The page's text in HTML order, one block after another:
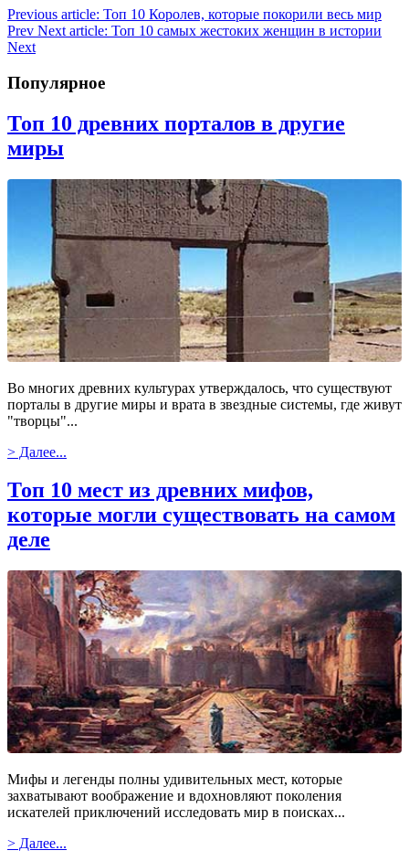
Previous article: Топ 10 Королев, которые покорили весь мир
Prev Next article: Топ 10 самых жестоких женщин в истории
Next
Популярное
Топ 10 древних порталов в другие
миры
Во многих древних культурах утверждалось, что существуют
порталы в другие миры и врата в звездные системы, где живут
"творцы"...
> Далее...
Топ 10 мест из древних мифов,
которые могли существовать на самом
деле
Мифы и легенды полны удивительных мест, которые
захватывают воображение и вдохновляют поколения
искателей приключений исследовать мир в поисках...
> Далее...